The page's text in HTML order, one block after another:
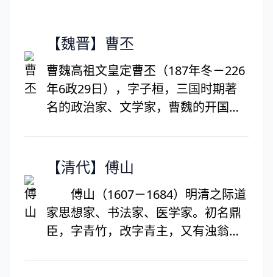
【魏晋】曹丕
曹魏高祖文皇定曹丕（187年冬－226
年6政29日），字子桓，三国时期著
名的政治家、文学家，曹魏的开国皇
氐、羌等外夷修好，恢复汉朝在西域
学，于诗、赋、文学皆有成就，尤擅
长于五言诗，与其父曹操和弟曹植，
并称三曹，今存《魏文定集》二卷。
【清代】傅山
傅山（1607－1684）明清之际道
家思想家、书法家、医学家。初名鼎
臣，字青竹，改字青主，又有浊翁、